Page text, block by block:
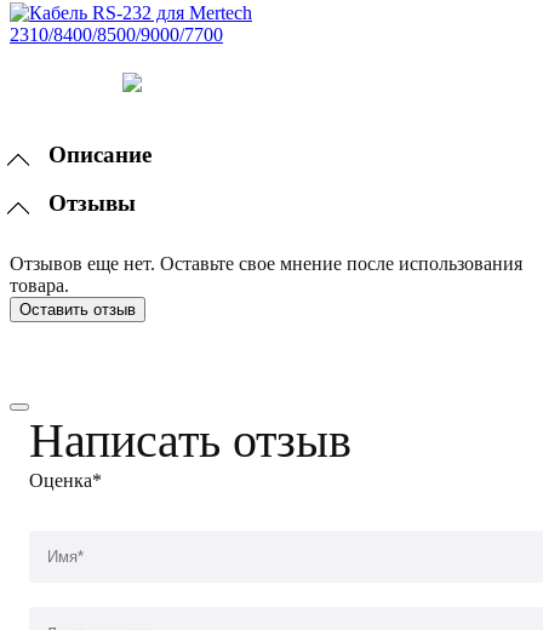
Описание
Отзывы
Отзывов еще нет. Оставьте свое мнение после использования
товара.
Оставить отзыв
Написать отзыв
Оценка*